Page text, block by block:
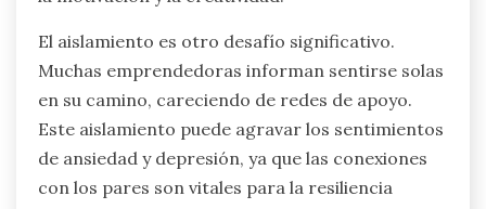
expectativas que llevan a la ansiedad, el
agotamiento y el aislamiento. Estas presiones
surgen de normas sociales que a menudo exigen
perfección y productividad incesante.
Las altas expectativas pueden crear un miedo al